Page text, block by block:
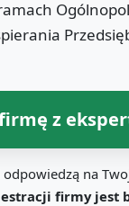
firmę z
odpowiedzą na
firmy jest